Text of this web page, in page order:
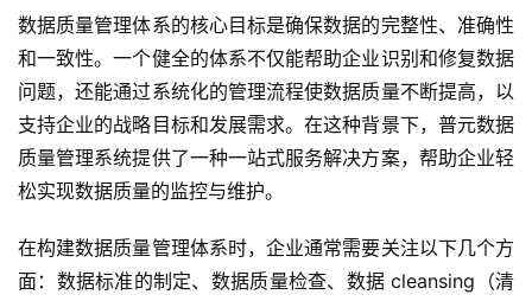
数据质量管理体系的核心目标是确保数据的完整性、准确性
和一致性。一个健全的体系不仅能帮助企业识别和修复数据
问题，还能通过系统化的管理流程使数据质量不断提高，以
支持企业的战略目标和发展需求。在这种背景下，普元数据
质量管理系统提供了一种一站式服务解决方案，帮助企业轻
松实现数据质量的监控与维护。
在构建数据质量管理体系时，企业通常需要关注以下几个方
面：数据标准的制定、数据质量检查、数据 cleansing（清